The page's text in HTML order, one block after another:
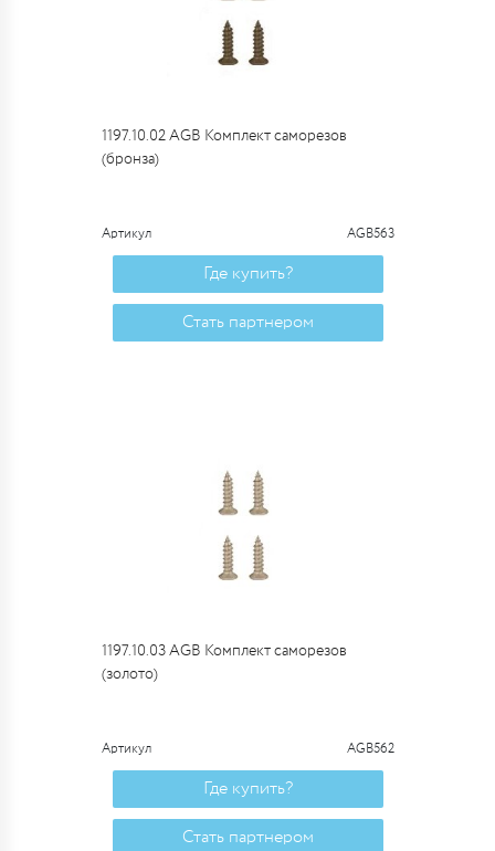
1197.10.02 AGB Комплект саморезов
(бронза)
Артикул AGB563
Где купить?
Стать партнером
1197.10.03 AGB Комплект саморезов
(золото)
Артикул AGB562
Где купить?
Стать партнером